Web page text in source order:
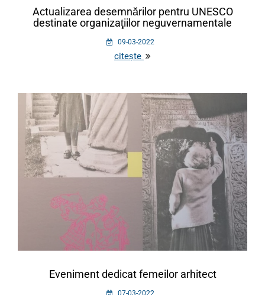
Actualizarea desemnărilor pentru UNESCO
destinate organizaţiilor neguvernamentale
09-03-2022
citește
Eveniment dedicat femeilor arhitect
07-03-2022